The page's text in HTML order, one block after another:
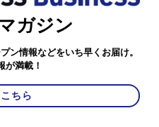
ガジン
ン情報などをいち早くお届け。
が満載！
ちら